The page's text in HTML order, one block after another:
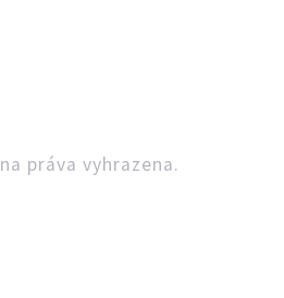
práva vyhrazena.